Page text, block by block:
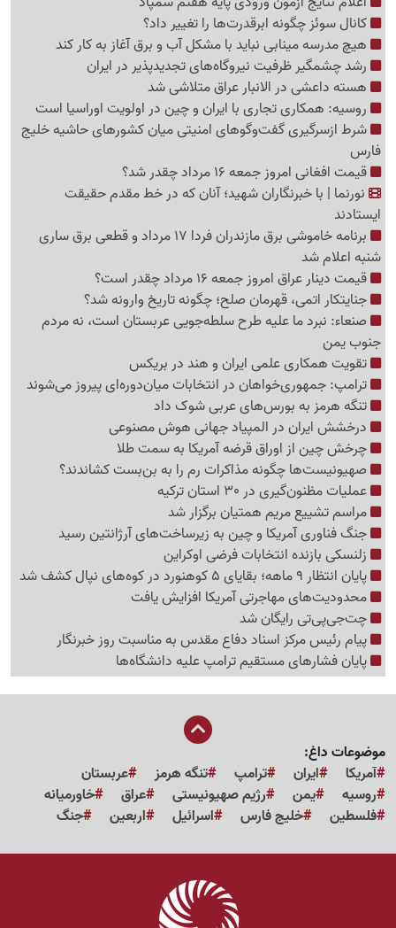
کانال سوئز چگونه ابرقدرت‌ها را تغییر داد؟
هیچ مدرسه مینابی نباید با مشکل آب و برق آغاز به کار کند
رشد چشمگیر ظرفیت نیروگاه‌های تجدیدپذیر در ایران
هسته داعشی در الانبار عراق متلاشی شد
روسیه: همکاری تجاری با ایران و چین در اولویت اوراسیا است
شرط ازسرگیری گفت‌وگوهای امنیتی میان کشورهای حاشیه خلیج
فارس
قیمت افغانی امروز جمعه 16 مرداد چقدر شد؟
نورنما | با خبرنگاران شهید؛ آنان که در خط مقدم حقیقت
ایستادند
برنامه خاموشی برق مازندران فردا 17 مرداد و قطعی برق ساری
شنبه اعلام شد
قیمت دینار عراق امروز جمعه 16 مرداد چقدر است؟
جنایتکار اتمی، قهرمان صلح؛ چگونه تاریخ وارونه شد؟
صنعاء: نبرد ما علیه طرح سلطه‌جویی عربستان است، نه مردم
جنوب یمن
تقویت همکاری علمی ایران و هند در بریکس
ترامپ: جمهوری‌خواهان در انتخابات میان‌دوره‌ای پیروز می‌شوند
تنگه هرمز به بورس‌های عربی شوک داد
درخشش ایران در المپیاد جهانی هوش مصنوعی
چرخش چین از اوراق قرضه آمریکا به سمت طلا
صهیونیست‌ها چگونه مذاکرات رم را به بن‌بست کشاندند؟
عملیات مظنون‌گیری در 30 استان ترکیه
مراسم تشییع مریم همتیان برگزار شد
جنگ فناوری آمریکا و چین به زیرساخت‌های آرژانتین رسید
زلنسکی بازنده انتخابات فرضی اوکراین
پایان انتظار 9 ماهه؛ بقایای 5 کوهنورد در کوه‌های نپال کشف شد
محدودیت‌های مهاجرتی آمریکا افزایش یافت
چت‌جی‌پی‌تی رایگان شد
پیام رئیس مرکز اسناد دفاع مقدس به مناسبت روز خبرنگار
پایان فشارهای مستقیم ترامپ علیه دانشگاه‌ها
موضوعات داغ:
آمریکا
ایران ترامپ تنگه هرمز
عربستان
روسیه
یمن رژیم صهیونیستی عراق
خاورمیانه
فلسطین
خلیج فارس اسرائیل اربعین جنگ